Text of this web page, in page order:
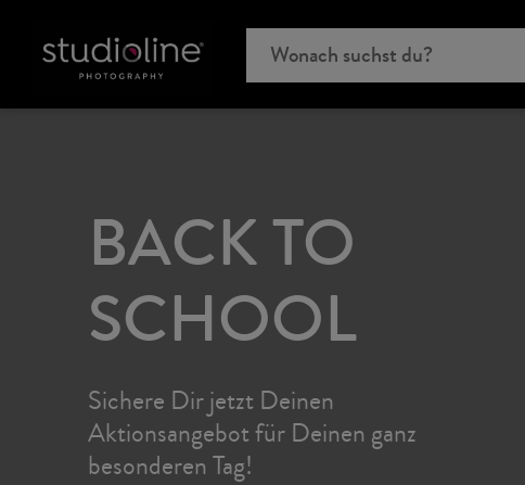
BACK TO
SCHOOL
Sichere Dir jetzt Deinen
Aktionsangebot für Deinen ganz
besonderen Tag!